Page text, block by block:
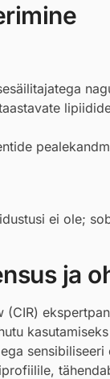
ei ole;
ja
(CIR)